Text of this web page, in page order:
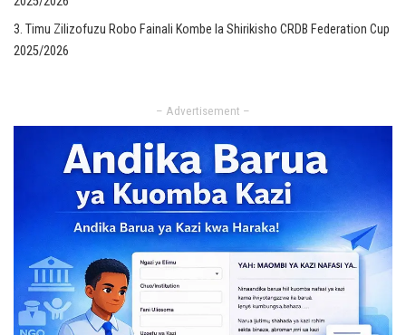
Timu Zilizofuzu Robo Fainali Kombe la Shirikisho CRDB Federation Cup
2025/2026
– Advertisement –